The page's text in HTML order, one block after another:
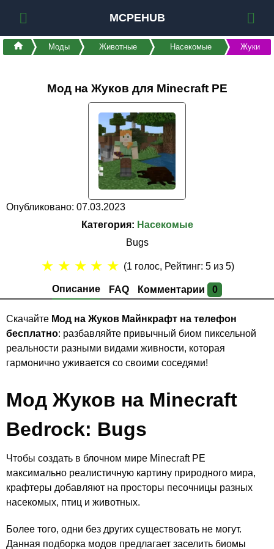
MCPEHUB
Моды Животные Насекомые Жуки
Мод на Жуков для Minecraft PE
Опубликовано: 07.03.2023
Категория: Насекомые
Bugs
Описание FAQ Комментарии 0
★ ★ ★ ★ ★ (1 голос, Рейтинг:5 из 5)
Скачайте Мод на Жуков Майнкрафт на телефон
бесплатно: разбавляйте привычный биом пиксельной
реальности разными видами живности, которая
гармонично уживается со своими соседями!
Мод Жуков на Minecraft
Bedrock: Bugs
Чтобы создать в блочном мире Minecraft PE
максимально реалистичную картину природного мира,
крафтеры добавляют на просторы песочницы разных
насекомых, птиц и животных.
Более того, одни без других существовать не могут.
Данная подборка модов предлагает заселить биомы